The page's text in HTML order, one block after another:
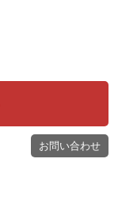
お問い合わせ